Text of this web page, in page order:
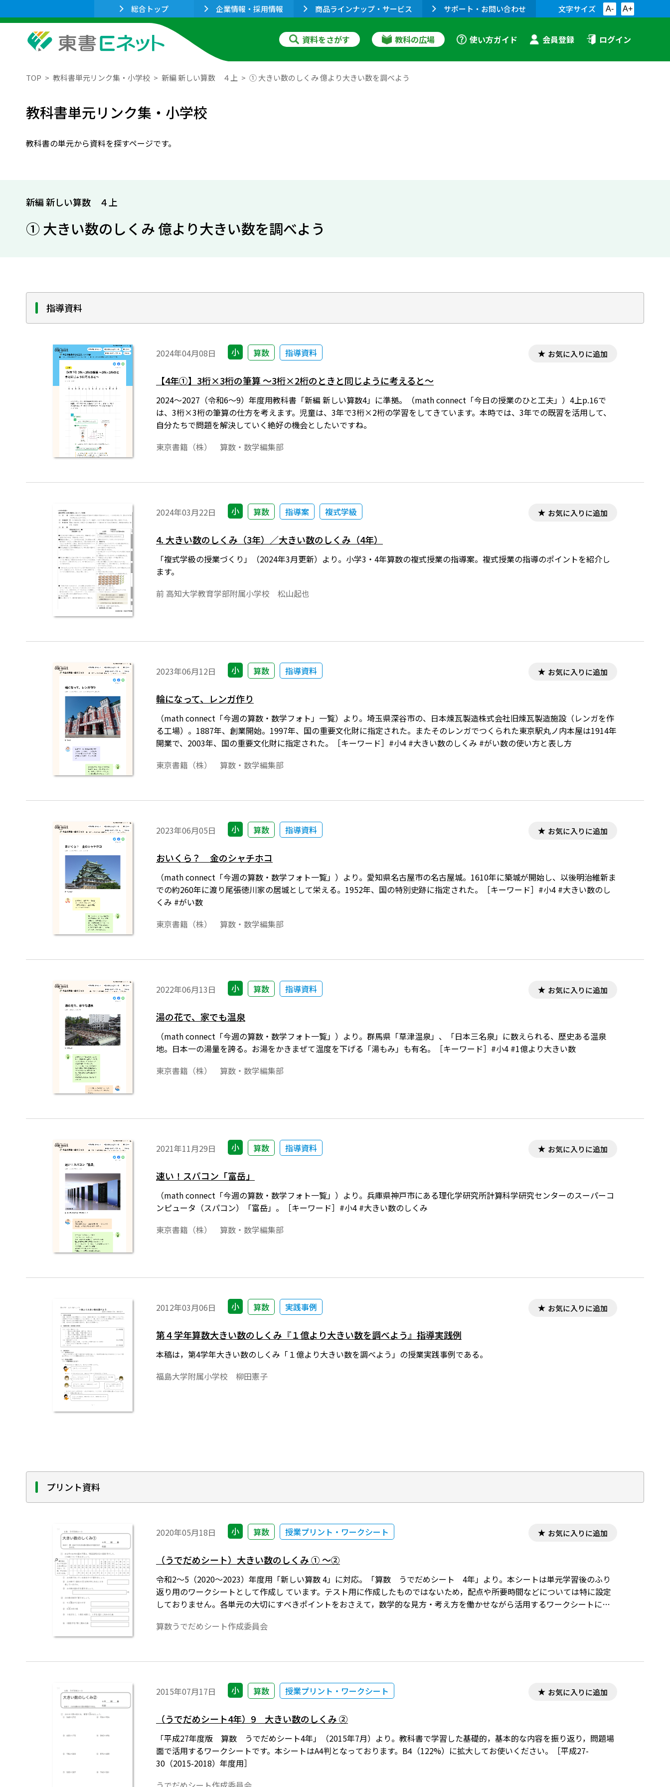
総合トップ 企業情報・採用情報 商品ラインナップ・サービス サポート・お問い合わせ 文字サイズ A- A+
資料をさがす 教科の広場 使い方ガイド 会員登録 ログイン
TOP 教科書単元リンク集・小学校 新編 新しい算数 ４上 ① 大きい数のしくみ 億より大きい数を調べよう
教科書単元リンク集・小学校
教科書の単元から資料を探すページです。
新編 新しい算数 ４上
① 大きい数のしくみ 億より大きい数を調べよう
指導資料
2024年04月08日 小 算数 指導資料 お気に入りに追加
【4年①】3桁×3桁の筆算 ～3桁×2桁のときと同じように考えると～
2024～2027（令和6～9）年度用教科書「新編 新しい算数4」に準拠。（math connect「今日の授業のひと工夫」）4上p.16で
は、3桁×3桁の筆算の仕方を考えます。児童は、3年で3桁×2桁の学習をしてきています。本時では、3年での既習を活用して、
自分たちで問題を解決していく絶好の機会としたいですね。
東京書籍（株） 算数・数学編集部
2024年03月22日 小 算数 指導案 複式学級 お気に入りに追加
4. 大きい数のしくみ（3年）／大きい数のしくみ（4年）
「複式学級の授業づくり」（2024年3月更新）より。小学3・4年算数の複式授業の指導案。複式授業の指導のポイントを紹介し
ます。
前 高知大学教育学部附属小学校 松山起也
2023年06月12日 小 算数 指導資料 お気に入りに追加
輪になって、レンガ作り
（math connect「今週の算数・数学フォト」一覧）より。埼玉県深谷市の、日本煉瓦製造株式会社旧煉瓦製造施設（レンガを作
る工場）。1887年、創業開始。1997年、国の重要文化財に指定された。またそのレンガでつくられた東京駅丸ノ内本屋は1914年
開業で、2003年、国の重要文化財に指定された。［キーワード］#小4 #大きい数のしくみ #がい数の使い方と表し方
東京書籍（株） 算数・数学編集部
2023年06月05日 小 算数 指導資料 お気に入りに追加
おいくら？ 金のシャチホコ
（math connect「今週の算数・数学フォト一覧」）より。愛知県名古屋市の名古屋城。1610年に築城が開始し、以後明治維新ま
での約260年に渡り尾張徳川家の居城として栄える。1952年、国の特別史跡に指定された。［キーワード］#小4 #大きい数のし
くみ #がい数
東京書籍（株） 算数・数学編集部
2022年06月13日 小 算数 指導資料 お気に入りに追加
湯の花で、家でも温泉
（math connect「今週の算数・数学フォト一覧」）より。群馬県「草津温泉」、「日本三名泉」に数えられる、歴史ある温泉
地。日本一の湯量を誇る。お湯をかきまぜて温度を下げる「湯もみ」も有名。［キーワード］#小4 #1億より大きい数
東京書籍（株） 算数・数学編集部
2021年11月29日 小 算数 指導資料 お気に入りに追加
速い！スパコン「富岳」
（math connect「今週の算数・数学フォト一覧」）より。兵庫県神戸市にある理化学研究所計算科学研究センターのスーパーコ
ンピュータ（スパコン）「富岳」。［キーワード］#小4 #大きい数のしくみ
東京書籍（株） 算数・数学編集部
2012年03月06日 小 算数 実践事例 お気に入りに追加
第４学年算数大きい数のしくみ『１億より大きい数を調べよう』指導実践例
本稿は，第4学年大きい数のしくみ「１億より大きい数を調べよう」の授業実践事例である。
福島大学附属小学校 柳田憲子
プリント資料
2020年05月18日 小 算数 授業プリント・ワークシート お気に入りに追加
（うでだめシート）大きい数のしくみ ① ～②
令和2～5（2020～2023）年度用「新しい算数 4」に対応。「算数 うでだめシート 4年」より。本シートは単元学習後のふり
返り用のワークシートとして作成し ています。テスト用に作成したものではないため，配点や所要時間などについては特に設定
しておりません。各単元の大切にすべきポイントをおさえて，数学的な見方・考え方を働かせながら活用するワークシートにな
算数うでだめシート作成委員会
2015年07月17日 小 算数 授業プリント・ワークシート お気に入りに追加
（うでだめシート4年）9 大きい数のしくみ ②
「平成27年度版 算数 うでだめシート4年」（2015年7月）より。教科書で学習した基礎的，基本的な内容を振り返り，問題場
面で活用するワークシートです。本シートはA4判となっております。B4（122%）に拡大してお使いください。［平成27-
30（2015-2018）年度用］